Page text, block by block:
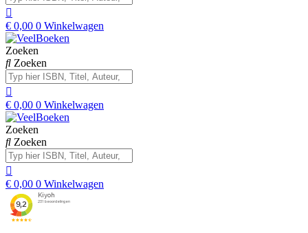
€ 0,00 0 Winkelwagen
Zoeken
Zoeken
€ 0,00 0 Winkelwagen
Zoeken
Zoeken
€ 0,00 0 Winkelwagen